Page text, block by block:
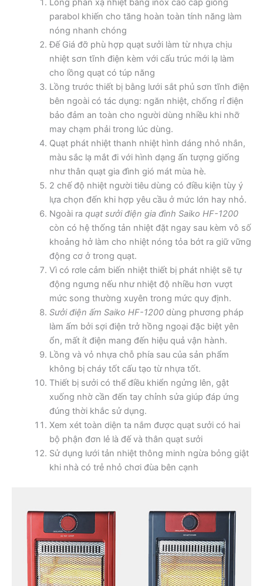
Lồng phản xạ nhiệt bằng inox cao cấp giống
parabol khiến cho tăng hoàn toàn tính năng làm
nóng nhanh chóng
Đế Giá đỡ phù hợp quạt sưởi làm từ nhựa chịu
nhiệt sơn tĩnh điện kèm với cấu trúc mới lạ làm
cho lồng quạt có túp năng
Lồng trước thiết bị bằng lưới sắt phủ sơn tĩnh điện
bên ngoài có tác dụng: ngăn nhiệt, chống rỉ điện
bảo đảm an toàn cho người dùng nhiều khi nhỡ
may chạm phải trong lúc dùng.
Quạt phát nhiệt thanh nhiệt hình dáng nhỏ nhắn,
màu sắc lạ mắt đi với hình dạng ấn tượng giống
như thân quạt gia đình gió mát mùa hè.
2 chế độ nhiệt người tiêu dùng có điều kiện tùy ý
lựa chọn đến khi hợp yêu cầu ở mức lớn hay nhỏ.
Ngoài ra quạt sưởi điện gia đình Saiko HF-1200
còn có hệ thống tản nhiệt đặt ngay sau kèm vô số
khoảng hở làm cho nhiệt nóng tỏa bớt ra giữ vững
động cơ ở trong quạt.
Vì có rơle cảm biến nhiệt thiết bị phát nhiệt sẽ tự
động ngưng nếu như nhiệt độ nhiều hơn vượt
mức song thường xuyên trong mức quy định.
Sưởi điện ấm Saiko HF-1200dùng phương pháp
làm ấm bởi sợi điện trở hồng ngoại đặc biệt yên
ổn, mất ít điện mang đến hiệu quả vận hành.
Lồng và vỏ nhựa chỗ phía sau của sản phẩm
không bị cháy tốt cấu tạo từ nhựa tốt.
Thiết bị sưởi có thể điều khiển ngửng lên, gật
xuống nhờ cần đến tay chỉnh sửa giúp đáp ứng
đúng thời khắc sử dụng.
Xem xét toàn diện ta nắm được quạt sưởi có hai
bộ phận đơn lẻ là đế và thân quạt sưởi
Sử dụng lưới tản nhiệt thông minh ngừa bỏng giật
khi nhà có trẻ nhỏ chơi đùa bên cạnh